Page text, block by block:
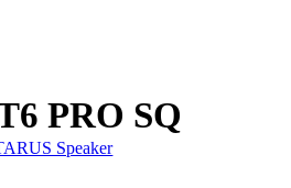
PRO SQ
Speaker